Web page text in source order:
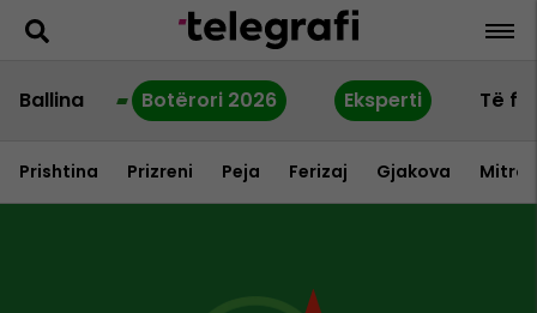
Ballina Botërori 2026 Eksperti Të
Prishtina Prizreni Peja Ferizaj Gjakova